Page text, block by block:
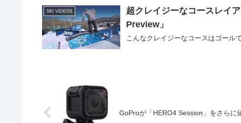
SKI VIDEOS
超クレイジーなコースレイ
Preview」
こんなクレイジーなコースはゴール
GoProが「HERO4 Session」をさらに